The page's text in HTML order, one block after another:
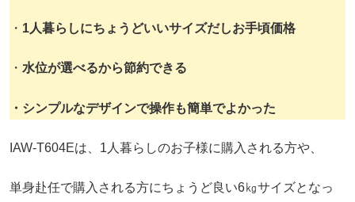
・ 1人暮らしにちょうどいいサイズだしお手頃価格
・ 水位が選べるから節約できる
・シンプルなデザインで操作も簡単でよかった
IAW-T604Eは、1人暮らしのお子様に購入される方や、
単身赴任で購入される方にちょうど良い6㎏サイズとなっ